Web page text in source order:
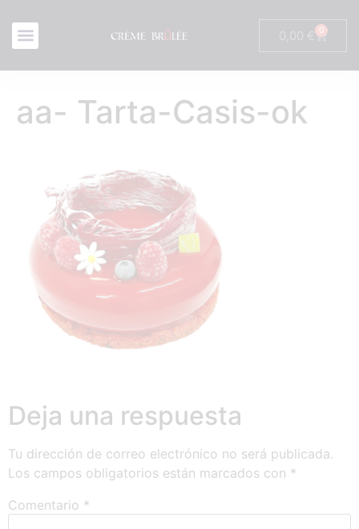
0
aa- Tarta-Casis-ok
Deja una respuesta
Tu dirección de correo electrónico no será publicada.
Los campos obligatorios están marcados con *
Comentario *